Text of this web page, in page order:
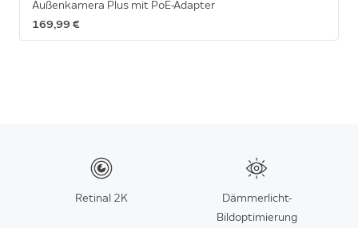
Außenkamera Plus mit PoE-Adapter
169,99 €
Retinal 2K
Dämmerlicht-
Bildoptimierung